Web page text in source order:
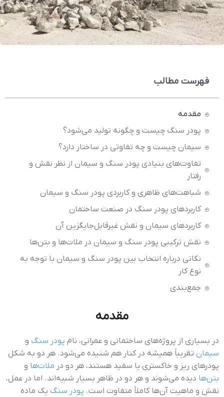
فهرست مطالب
مقدمه
پودر سنگ چیست و چگونه تولید می‌شود؟
سیمان چیست و چه تفاوتی در ساختار دارد؟
تفاوت‌های بنیادی پودر سنگ و سیمان از نظر نقش و
رفتار
شباهت‌های ظاهری و کاربردی پودر سنگ و سیمان
کاربردهای پودر سنگ در صنعت ساختمان
کاربردهای سیمان و نقش غیرقابل‌جایگزین آن
نقش ترکیبی پودر سنگ و سیمان در ملات‌ها و بتن‌ها
نکاتی درباره انتخاب بین پودر سنگ و سیمان با توجه به
نوع کار
جمع‌بندی
مقدمه
در بسیاری از پروژه‌های ساختمانی و عمرانی، نام پودر سنگ و
سیمان تقریباً همیشه در کنار هم شنیده می‌شود. هر دو به شکل
پودرهای ریز و خاکستری یا سفید هستند، هر دو در ملات‌ها و
بتن‌ها دیده می‌شوند و هر دو در ظاهر بسیار شبیه‌اند. اما در عمل،
نقش و ماهیت آن‌ها کاملاً متفاوت است. پودر سنگ یک ماده